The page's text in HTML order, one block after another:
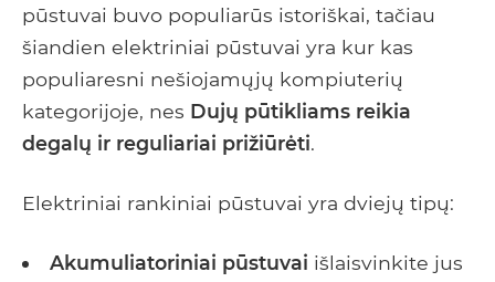
pūstuvai buvo populiarūs istoriškai, tačiau
šiandien elektriniai pūstuvai yra kur kas
populiaresni nešiojamųjų kompiuterių
kategorijoje, nes Dujų pūtikliams reikia
degalų ir reguliariai prižiūrėti.
Elektriniai rankiniai pūstuvai yra dviejų tipų:
Akumuliatoriniai pūstuvai išlaisvinkite jus